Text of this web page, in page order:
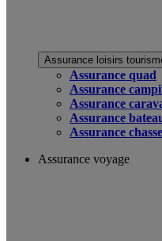
Assurance loisirs
Assurance quad
Assurance
Assurance
Assurance
Assurance chasse
Assurance voyage